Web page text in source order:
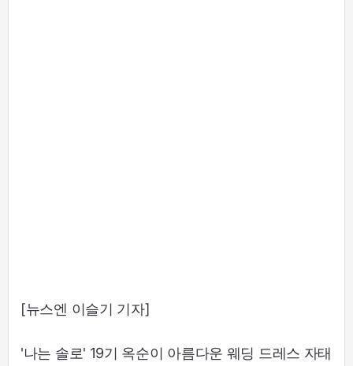
[뉴스엔 이슬기 기자]
'나는 솔로' 19기 옥순이 아름다운 웨딩 드레스 자태